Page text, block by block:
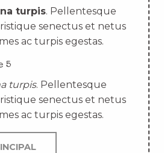
turpis. Pellentesque
senectus et netus
ac turpis egestas.
5
turpis. Pellentesque
senectus et netus
ac turpis egestas.